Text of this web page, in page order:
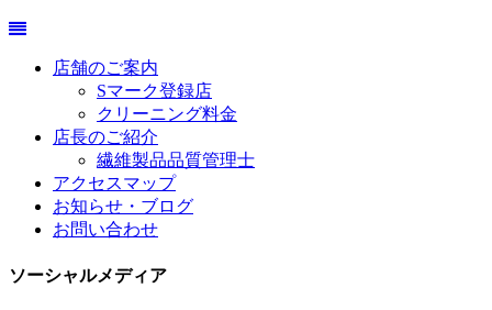
店舗のご案内
Sマーク登録店
クリーニング料金
店長のご紹介
繊維製品品質管理士
アクセスマップ
お知らせ・ブログ
お問い合わせ
ソーシャルメディア